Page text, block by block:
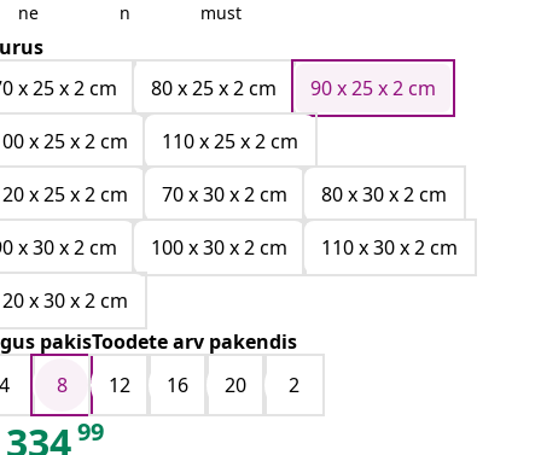
ne
n
must
x 25 x 2 cm
80 x 25 x 2 cm
90 x 25 x 2 cm
x 25 x 2 cm
110 x 25 x 2 cm
x 25 x 2 cm
70 x 30 x 2 cm
80 x 30 x 2 cm
x 30 x 2 cm
100 x 30 x 2 cm
110 x 30 x 2 cm
x 30 x 2 cm
pakisToodete arv pakendis
8 12 16 20 2
33499